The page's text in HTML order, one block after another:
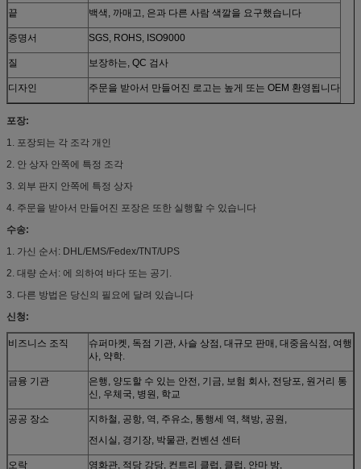
끝 백색, 까매고, 은과 다른 사람 색깔을 요구했습니다
증명서 SGS, ROHS, ISO9000
질 보장하는, QC 검사
디자인 주문을 받아서 만들어진 로고는 높게 또는 OEM 환영됩니다
포장:
1. 포장되는 각 조각 개인
2. 안 상자 안쪽에 특정 조각
3. 외부 판지 안쪽에 특정 상자
4. 주문을 받아서 만들어진 포장은 또한 실행할 수 있습니다
수송:
1. 가신 순서: DHL/EMS/Fedex/TNT/UPS
2. 대량 순서: 에 의하여 바다 또는 공기.
3. 다른 방법은 당신의 필요에 달려 있습니다
신청:
비즈니스 조직
슈퍼마켓, 독점 기관, 사슬 상점, 대규모 판매, 대중음식점, 여행
사, 약학.
금융 기관
은행, 양도할 수 있는 안전, 기금, 보험 회사, 전당포, 원거리 통
신, 우체국, 병원, 학교
공공 장소
지하철, 공항, 역, 주유소, 통행세 역, 책방, 공원,
전시실, 경기장, 박물관, 컨벤션 센터
오락
영화관, 적당 강당, 컨트리 클럽, 클럽, 안마 방,